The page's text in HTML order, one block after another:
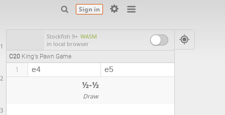
Sign in
1
2
3
Stockfish 9+ WASM
in local browser
C20King's Pawn Game
1 e4 e5
½-½
Draw